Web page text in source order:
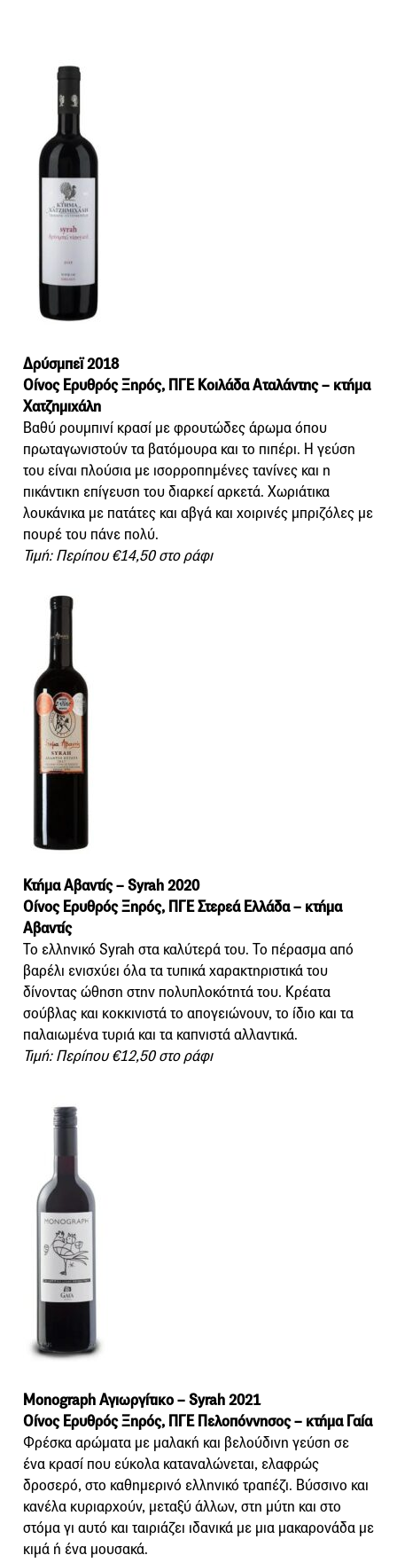
Δρύσμπεϊ 2018
Οίνος Ερυθρός Ξηρός, ΠΓΕ Κοιλάδα Αταλάντης – κτήμα
Χατζημιχάλη
Βαθύ ρουμπινί κρασί με φρουτώδες άρωμα όπου
πρωταγωνιστούν τα βατόμουρα και το πιπέρι. Η γεύση
του είναι πλούσια με ισορροπημένες τανίνες και η
πικάντικη επίγευση του διαρκεί αρκετά. Χωριάτικα
λουκάνικα με πατάτες και αβγά και χοιρινές μπριζόλες με
πουρέ του πάνε πολύ.
Τιμή: Περίπου €14,50 στο ράφι
Κτήμα Αβαντίς – Syrah 2020
Οίνος Ερυθρός Ξηρός, ΠΓΕ Στερεά Ελλάδα – κτήμα
Αβαντίς
Το ελληνικό Syrah στα καλύτερά του. Το πέρασμα από
βαρέλι ενισχύει όλα τα τυπικά χαρακτηριστικά του
δίνοντας ώθηση στην πολυπλοκότητά του. Κρέατα
σούβλας και κοκκινιστά το απογειώνουν, το ίδιο και τα
παλαιωμένα τυριά και τα καπνιστά αλλαντικά.
Τιμή: Περίπου €12,50 στο ράφι
Monograph Αγιωργίτικο – Syrah 2021
Οίνος Ερυθρός Ξηρός, ΠΓΕ Πελοπόννησος – κτήμα Γαία
Φρέσκα αρώματα με μαλακή και βελούδινη γεύση σε
ένα κρασί που εύκολα καταναλώνεται, ελαφρώς
δροσερό, στο καθημερινό ελληνικό τραπέζι. Βύσσινο και
κανέλα κυριαρχούν, μεταξύ άλλων, στη μύτη και στο
στόμα γι αυτό και ταιριάζει ιδανικά με μια μακαρονάδα με
κιμά ή ένα μουσακά.